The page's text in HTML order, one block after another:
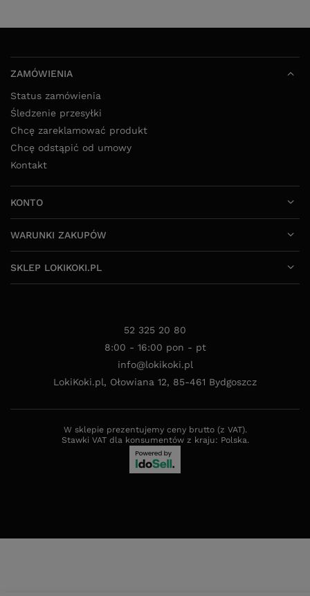
ZAMÓWIENIA
Status zamówienia
Śledzenie przesyłki
Chcę zareklamować produkt
Chcę odstąpić od umowy
Kontakt
KONTO
WARUNKI ZAKUPÓW
SKLEP LOKIKOKI.PL
52 325 20 80
8:00 - 16:00 pon - pt
info@lokikoki.pl
LokiKoki.pl, Ołowiana 12, 85-461 Bydgoszcz
W sklepie prezentujemy ceny brutto (z VAT).
Stawki VAT dla konsumentów z kraju: Polska.